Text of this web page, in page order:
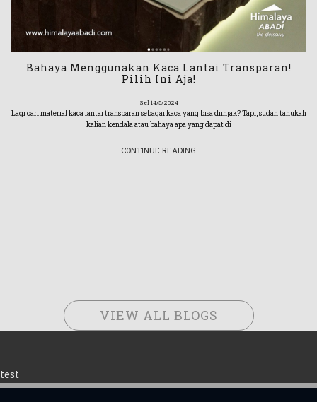
Bahaya Menggunakan Kaca Lantai Transparan!
Pilih Ini Aja!
Sel 14/5/2024
Lagi cari material kaca lantai transparan sebagai kaca yang bisa diinjak? Tapi, sudah tahukah
kalian kendala atau bahaya apa yang dapat di
CONTINUE READING
VIEW ALL BLOGS
test